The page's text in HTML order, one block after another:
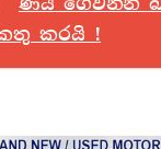
කරයි !